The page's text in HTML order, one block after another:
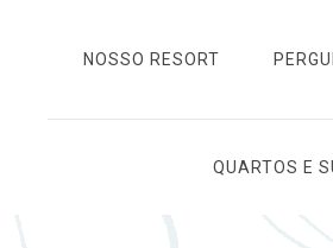
NOSSO RESORT
QUARTOS E